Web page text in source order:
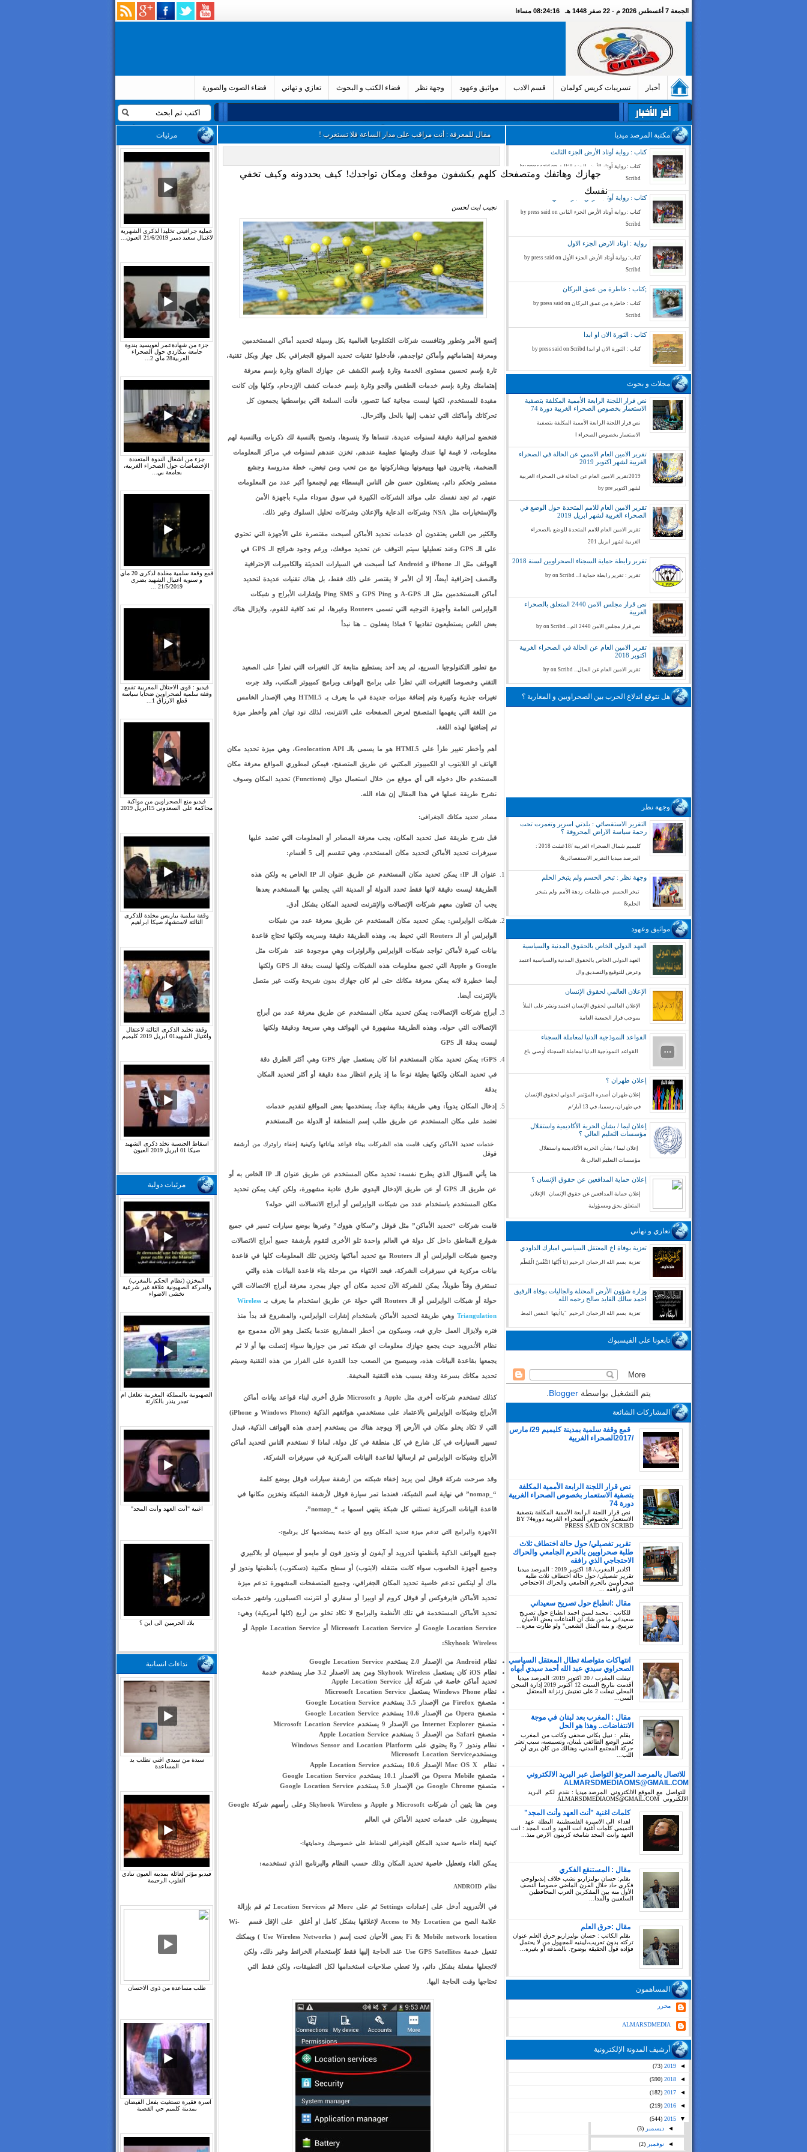
الجمعة 7 أغسطس 2026 م - 22 صفر 1448 هـ 08:24:17 مساءا
أخبار تسريبات كريس كولمان قسم الادب مواثيق وعهود وجهة نظر فضاء الكتب و البحوث تعازي و تهاني فضاء الصوت والصورة
مكتبة المرصد ميديا
كتاب : رواية أوتاد الأرض الجزء الثالث
كتاب : رواية أوتاد الأرض الجزء الثالث by press said on
Scribd
كتاب : رواية أوتاد الأرض الجزء الثاني
كتاب : رواية أوتاد الأرض الجزء الثاني by press said on
Scribd
رواية : اوتاد الارض الجزء الاول
كتاب: رواية أوتاد الأرض الجزء الأول by press said on
Scribd
;كتاب : خاطرة من عمق البركان
كتاب : خاطرة من عمق البركان by press said on
Scribd
كتاب : الثورة الان او ابدا
كتاب : الثورة الان او ابدا by press said on Scribd
مجلات و بحوث
نص قرار اللجنة الرابعة الأممية المكلفة بتصفية
الاستعمار بخصوص الصحراء الغربية دورة 74
نص قرار اللجنة الرابعة الأممية المكلفة بتصفية
الاستعمار بخصوص الصحراء ا
تقرير الامين العام الاممي عن الحالة في الصحراء
الغربية لشهر اكتوبر 2019
2019تقرير الامين العام عن الحالة في الصحراء الغربية
لشهر اكتوبر by pre
تقرير الامين العام للامم المتحدة حول الوضع في
الصحراء الغربية لشهر ابريل 2019
تقرير الامين العام للامم المتحدة للوضع بالصحراء
الغربية لشهر ابريل 201
تقرير رابطة حماية السجناء الصحراويين لسنة 2018
تقرير : تقرير رابطة حماية ا... by on Scribd
نص قرار مجلس الامن 2440 المتعلق بالصحراء
الغربية
نص قرار مجلس الامن 2440 الم... by on Scribd
تقرير الامين العام عن الحالة في الصحراء الغربية
اكتوبر 2018
تقرير الامين العام عن الحال... by on Scribd
هل تتوقع اندلاع الحرب بين الصحراويين و المغاربة ؟
وجهة نظر
التقرير الاستقصائي : بلدتي اسرير وتغمرت تحت
رحمة سياسة الاراض المحروقة ؟
كليميم شمال الصحراء الغربية /18غشت 2018 :
المرصد ميديا التقرير الاستقصائي&
وجهة نظر : تبخر الحسم ولم يتبخر الحلم
تبخر الحسم في ظلمات ردهة الأمم ولم يتبخر
الحلم&
مواثيق وعهود
العهد الدولي الخاص بالحقوق المدنية والسياسية
العهد الدولي الخاص بالحقوق المدنية والسياسية اعتمد
وعرض للتوقيع والتصديق وال
الإعلان العالمي لحقوق الإنسان
الإعلان العالمي لحقوق الإنسان اعتمد ونشر على الملأ
بموجب قرار الجمعية العامة
القواعد النموذجية الدنيا لمعاملة السجناء
القواعد النموذجية الدنيا لمعاملة السجناء أوصي باع
إعلان طهران ؟
إعلان طهران أصدره المؤتمر الدولي لحقوق الإنسان
في طهران، رسميا، في 13 آيار/م
إعلان ليما / بشأن الحرية الأكاديمية واستقلال
مؤسسات التعليم العالي ؟
إعلان ليما / بشأن الحرية الأكاديمية واستقلال
مؤسسات التعليم العالي &
إعلان حماية المدافعين عن حقوق الإنسان ؟
إعلان حماية المدافعين عن حقوق الإنسان الإعلان
المتعلق بحق ومسؤولية
تعازي و تهاني
تعزية بوفاة اخ المعتقل السياسي امبارك الداودي
تعزية بسم الله الرحمان الرحيم (يَا أَيَّتُهَا النَّفْسُ الْمُطْم
وزارة شؤون الأرض المحتلة والجاليات بوفاة الرفيق
احمد سالك القايد صالح رحمه الله
تعزية بسم الله الرحمان الرحيم "ياأيتها النفس المط
تابعونا على الفيسبوك
يتم التشغيل بواسطة Blogger
المشاركات الشائعة
قمع وقفة سلمية بمدينة كليميم 29/ مارس
/2017الصحراء الغربية
نص قرار اللجنة الرابعة الأممية المكلفة
بتصفية الاستعمار بخصوص الصحراء الغربية
دورة 74
نص قرار اللجنة الرابعة الأممية المكلفة بتصفية
الاستعمار بخصوص الصحراء الغربية دورة74 BY
PRESS SAID ON SCRIBD
تقرير تفصيلي/ حول حالة اختطاف ثلاث
طلبة صحراويين بالحرم الجامعي والحراك
الاحتجاجي الذي رافقه
اكادير المغرب/ 18 اكتوبر 2019 : المرصد ميديا
تقرير تفصيلي/ حول حالة اختطاف ثلاث طلبة
صحراويين بالحرم الجامعي والحراك الاحتجاجي
الذي رافقه ...
مقال :انطباع حول تصريح سعيداني
للكاتب : محمد لمين احمد انطباع حول تصريح
سعيداني ما من شك ان القناعات بعض الأحيان
تترسخ، و ينبه المثل الشعبي" ولو طارت معزة...
انتهاكات متواصلة تطال المعتقل السياسي
الصحراوي سيدي عبد الله أحمد سيدي أبهاه
تيفلت المغرب / 20 اكتوبر 2019: المرصد ميديا
أقدمت بتاريخ السبت 12 أكتوبر 2019 إدارة السجن
المحلي تيفلت 2 على تفتيش زنزانة المعتقل
السي...
مقال : المغرب بعد لبنان في موجة
الانتفاضات.. وهذا هو الحل
بقلم : نبيل بكاني صحفي وكاتب من المغرب
يُعتبر الوضع الطائفي بلبنان، وتسييسه، سبب تعثر
حركة المجتمع المدني، وهنالك من كان يرى أن
اللب...
للاتصال بالمرصد المرجؤ التواصل عبر البريد الالكتروني
ALMARSDMEDIAOMS@GMAIL.COM
للتواصل مع الموقع الالكتروني المرصد ميديا : نقدم لكم البريد
الالكتروني ALMARSDMEDIAOMS@GMAIL.COM
كلمات اغنية "أنت العهد وأنت المجد"
اهداء الى الاسيرة الفلسطينية البطلة عهد
التميمي كلمات أغنية انت العهد و انت المجد : انت
العهد وانت المجد شامخة كزيتون الارض منذ...
مقال : المستنقع الفكري
بقلم: حسان بوليزاريو نشب خلاف إيديولوجي
فكري حاد خلال القرن الماضي خصوصا النصف
الأول منه بين المفكرين العرب المحافظين
السلفيين والمدا...
مقال :حرق العلم
بقلم الكاتب : حسان بوليزاريو حرق العلم عنوان
تركته بدون تعريب،ليبنيه للمجهول من لا يحتمل
فؤاده قول الحقيقة بوضوح. بالصدفة أو بغيره...
المساهمون
محرر
ALMARSDMEDIA
أرشيف المدونة الإلكترونية
◄
2019
(73)
◄
2018
(590)
◄
2017
(182)
◄
2016
(219)
▼
2015
(544)
◄ ديسمبر (3)
◄ نوفمبر (2)
مرئيات
عملية جرافيتي تخليدا لذكرى الشهرية
لاغتيال سعيد دمبر 21/6/2019 العيون...
جزء من شهادةعمر لعويسيد بندوة
جامعة بيكاردي حول الصحراء
الغربية28 ماي 2...
جزء من اشغال الندوة المتعددة
الإختصاصات حول الصحراء الغربية،
بجامعة بي...
قمع وقفة سلمية مخلدة لذكرى 20 ماي
و سنوية اغتيال الشهيد بضري
21/5/2019 ...
فيديو : قوى الاحتلال المغربية تقمع
وقفة سلمية لصحراوين ضحايا سياسة
قطع الارزاق 1...
فيديو منع الصحراوين من مواكبة
محاكمة علي السعدوني 15ابريل 2019
وقفة سلمية بباريس مخلدة للذكرى
الثالثة لاستشهاد صيكا ابراهيم
وقفة تخليد الذكرى الثالثة لاعتقال
واغتيال الشهيد01 ابريل 2019 كليميم
اسقاط الجنسية تخلد ذكرى الشهيد
صيكا 01 ابريل 2019 العيون
مرئيات دولية
المخزن (نظام الحكم بالمغرب)
والحركة الصهيونية علاقة غير شرعية
تخشى الاضواء
الصهيونية بالمملكة المغربية تغلغل ام
تجدر ينذر بالكارثة
اغنية "أنت العهد وأنت المجد"
بلاد الحرمين الى اين ؟
نداءات انسانية
سيدة من سيدي افني تطلب يد
المساعدة
فيديو مؤثر لعائلة بمدينة العيون تنادي
القلوب الرحيمة
طلب مساعدة من ذوي الاحسان
اسرة فقيرة تستغيث بفعل الفيضان ‫
بمدينة كلميم حي القصبة
مقال للمعرفة : أنت مراقب على مدار الساعة فلا تستغرب !
جهازك وهاتفك ومتصفحك كلهم يكشفون موقعك ومكان تواجدك! كيف يحددونه وكيف تخفي
نفسك
نجيب ايت لحسن
إتسع الأمر وتطور وتنافست شركات التكنلوجيا العالمية بكل وسيلة لتحديد أماكن المستخدمين
ومعرفة إهتماماتهم وأماكن تواجدهم، فأدخلوا تقنيات تحديد الموقع الجغرافي بكل جهاز وبكل تقنية،
تارة بإسم تحسين مستوى الخدمة وتارة بإسم الكشف عن جهازك الضائع وتارة بإسم معرفة
إهتمامتك وتارة بإسم خدمات الطقس والجو وتارة بإسم خدمات كشف الإزدحام، وكلها وإن كانت
مفيدة للمستخدم، لكنها ليست مجانية كما تتصور، فأنت السلعة التي بواسطتها يجمعون كل
تحركاتك وأماكنك التي تذهب إليها بالحل والترحال.
فتخضع لمراقبة دقيقة لسنوات عديدة، تنساها ولا ينسوها، وتصبح بالنسبة لك ذكريات وبالنسبة لهم
معلومات، لا قيمة لها عندك وقيمتها عظيمة عندهم، تخزن عندهم لسنوات في مراكز المعلومات
الضخمة، يتاجرون فيها ويبيعونها ويشاركونها مع من تحب ومن تبغض، خطة مدروسة وجشع
مستمر وتحكم دائم، يستغلون حسن ظن الناس البسطاء بهم ليجمعوا أكبر عدد من المعلومات
عنهم، ثم تجد نفسك على موائد الشركات الكبيرة في سوق سوداء مليء بأجهزة الأمن
والإستخبارات مثل NSA وشركات الدعاية والإعلان وشركات تحليل السلوك وغير ذلك.
والكثير من الناس يعتقدون أن خدمات تحديد الأماكن أصبحت مقتصرة على الأجهزة التي تحتوي
على الـ GPS وعند تعطيلها سيتم التوقف عن تحديد موقعك، ورغم وجود شرائح الـ GPS في
الهواتف مثل الـ iPhone و Android كما أصبحت في السيارات الحديثة والكاميرات الإحترافية
والنصف إحترافية أيضاً، إلا أن الأمر لا يقتصر على ذلك فقط، بل هناك تقنيات عديدة لتحديد
أماكن المستخدمين مثل الـ A-GPS و GPS Ping و Ping SMS وإشارات الأبراج و شبكات
الوايرلس العامة وأجهزة التوجيه التي تسمى Routers وغيرها، لم تعد كافية للقوم، ولايزال هناك
بعض الناس يستطيعون تفاديها ؟ فماذا يفعلون .. هنا نبدأ
مع تطور التكنولوجيا السريع، لم يعد أحد يستطيع متابعة كل التغيرات التي تطرأ على الصعيد
التقني وخصوصا التغيرات التي تطرأ على برامج الهواتف وبرامج كمبيوتر المكتب، وقد جرت
تغيرات جذرية وكبيرة وتم إضافة ميزات جديدة في ما يعرف بـ HTML5 وهي الإصدار الخامس
من اللغة التي يفهمها المتصفح لعرض الصفحات على الانترنت، لذلك نود تبيان أهم وأخطر ميزة
تم إضافتها لهذه اللغة.
أهم وأخطر تغيير طرأ على HTML5 هو ما يسمى بالـ Geolocation API، وهي ميزة تحديد مكان
الهاتف او اللابتوب او الكمبيوتر المكتبي عن طريق المتصفح، فيمكن لمطوري المواقع معرفة مكان
المستخدم حال دخوله الى أي موقع من خلال استعمال دوال (Functions) تحديد المكان وسوف
نشرح طريقة عملها في هذا المقال إن شاء الله.
مصادر تحديد مكانك الجغرافي:
قبل شرح طريقة عمل تحديد المكان، يجب معرفة المصادر أو المعلومات التي تعتمد عليها
سيرفرات تحديد الأماكن لتحديد مكان المستخدم، وهي تنقسم إلى 5 أقسام:
عنوان الـ IP: يمكن تحديد مكان المستخدم عن طريق عنوان الـ IP الخاص به ولكن هذه
الطريقة ليست دقيقة لانها فقط تحدد الدولة أو المدينة التي يجلس بها المستخدم بعدها
يجب أن تتعاون معهم شركات الإتصالات والإنترنت لتحديد المكان بشكل أدق.
شبكات الوايرلس: يمكن تحديد مكان المستخدم عن طريق معرفة عدد من شبكات
الوايرلس أو الـ Routers التي تحيط به، وهذه الطريقة دقيقة وسريعه ولكنها تحتاج قاعدة
بيانات كبيرة لأماكن تواجد شبكات الوايرلس والراوترات وهي موجودة عند شركات مثل
Google و Apple التي تجمع معلومات هذه الشبكات ولكنها ليست بدقة الـ GPS ولكنها
أيضا خطيرة لانه يمكن معرفة مكانك حتى لم كان جهازك بدون شريحة وكنت غير متصل
بالإنترنت أيضا.
أبراج شركات الإتصالات: يمكن تحديد مكان المستخدم عن طريق معرفة عدد من أبراج
الإتصالات التي حوله، وهذه الطريقة مشهورة في الهواتف وهي سريعة ودقيقة ولكنها
ليست بدقة الـ GPS
GPS: يمكن تحديد مكان المستخدم اذا كان يستعمل جهاز GPS وهي أكثر الطرق دقة
في تحديد المكان ولكنها بطيئة نوعاَ ما إذ يلزم انتظار مدة دقيقة أو أكثر لتحديد المكان
بدقة
إدخال المكان يدوياَ: وهي طريقة بدائية جداَ، يستخدمها بعض المواقع لتقديم خدمات
تعتمد على مكان المستخدم عن طريق طلب إسم المنطقة أو الدولة من المستخدم
خدمات تحديد الأماكن وكيف قامت هذه الشركات ببناء قواعد بياناتها وكيفية إخفاء راوترك من أرشفة
قوقل
هنا يأتي السؤال الذي يطرح نفسه: تحديد مكان المستخدم عن طريق عنوان الـ IP الخاص به أو
عن طريق الـ GPS أو عن طريق الإدخال اليدوي طرق عادية مشهورة، ولكن كيف يمكن تحديد
مكان المستخدم باستخدام عدد من شبكات الوايرلس أو أبراج الاتصالات التي حوله؟
قامت شركات “تحديد الأماكن” مثل قوقل و”سكاي هووك” وغيرها بوضع سيارات تسير في جميع
شوارع المناطق داخل كل دولة في العالم واحدة تلو الأخرى لتقوم بأرشفة جميع أبراج الاتصالات
وجميع شبكات الوايرلس أو الـ Routers مع تحديد أماكنها وتخزين تلك المعلومات كلها في قاعدة
بيانات مركزية في سيرفرات الشركة، فبعد الانتهاء من مرحلة بناء قاعدة البيانات هذه والتي
تستغرق وقتاً طويلاً، يمكن للشركة الآن تحديد مكان أي جهاز بمجرد معرفة أبراج الاتصالات التي
حولة أو شبكات الوايرلس أو الـ Routers التي حولة عن طريق استخدام ما يعرف بـ Wireless
Triangulation وهي طريقة لتحديد الأماكن باستخدام إشارات الوايرلس، والمشروع قد بدأ منذ
فتره ولايزال العمل جاري فيه، وسيكون من أخطر المشاريع عندما يكتمل وهو الآن مدموج مع
نظام الأندرويد حيث يجمع جهازك معلومات اي شبكة تمر من جوارها سواء إتصلت بها أو لا ثم
يجمعها بقاعدة البيانات هذه، وسيصبح من الصعب جدا القدرة على الفرار من هذه التقنية وسيتم
تحديد مكانك بسرعة ودقة بسبب هذه التقنية المخيفة.
كذلك تستخدم شركات أخرى مثل Apple و Microsoft طرق أخرى لبناء قواعد بيانات أماكن
الأبراج وشبكات الوايرلس بالاعتماد على مستخدمي هواتفهم الذكية (Windows Phone و iPhone)
التي لا تكاد يخلو مكان في الأرض إلا ويوجد هناك من يستخدم إحدى هذه الهواتف الذكية، فبدل
تسيير السيارات في كل شارع في كل منطقة في كل دولة، لماذا لا نستخدم الناس لتحديد أماكن
الأبراج وشبكات الوايرلس ثم ارسالها لقاعدة البيانات المركزية في سيرفرات الشركة.
وقد صرحت شركة قوقل لمن يريد إخفاء شبكته من أرشفة سيارات قوقل بوضع كلمة
“_nomap” في نهاية اسم الشبكة، فعندما تمر سيارة قوقل لأرشفة الشبكة وتخزين مكانها في
قاعدة البيانات المركزية تستثني كل شبكة ينتهي اسمها بـ “_nomap”.
الأجهزة والبرامج التي تدعم ميزة تحديد المكان ومع أي خدمة يستخدمها كل برنامج:-
جميع الهواتف الذكية بأنظمتها أندرويد أو آيفون أو وندوز فون أو مايمو أو سيمبيان أو بلاكبيري
وجميع أجهزة الحاسوب سواء كانت متنقله (لابتوب) أو سطح مكتبية (دسكتوب) بأنظمتها وندوز أو
ماك أو لينكس تدعم خاصية تحديد المكان الجغرافي، وجميع المتصفحات المشهورة تدعم ميزة
تحديد الأماكن فايرفوكس أو قوقل كروم أو اوبيرا أو سفاري أو انترنت اكسبلورر، واشهر خدمات
تحديد الأماكن المستخدمة في تلك الأنظمة والبرامج لا تكاد تخلو من أربع (كلها أمريكية) وهي:
Google Location Service أو Microsoft Location Service أو Apple Location Service أو
Skyhook Wireless:
نظام Android من الإصدار 2.0 يستخدم Google Location Service
نظام iOS كان يستعمل Skyhook Wireless ومن بعد الاصدار 3.2 صار يستخدم خدمة
تحديد أماكن خاصة في شركة أبل Apple Location Service
نظام Windows Phone يستعمل Microsoft Location Service
متصفح Firefox من الإصدار 3.5 يستخدم Google Location Service
متصفح Opera من الإصدار 10.6 يستخدم Google Location Service
متصفح Internet Explorer من الإصدار 9 يستخدم Microsoft Location Service
متصفح Safari من الإصدار 5 يستخدم Apple Location Service
نظام وندوز 7 و8 يحتوي على Windows Sensor and Location Platform
ويستخدمMicrosoft Location Service
نظام Mac OS X الإصدار 10.6 يستخدم Apple Location Service
متصفح Opera Mobile من الاصدار 10.1 يستخدم Google Location Service
متصفح Google Chrome من الإصدار 5.0 يستخدم Google Location Service
ومن هنا يتبين أن شركات Microsoft و Apple و Skyhook Wireless وعلى رأسهم شركة Google
يسيطرون على خدمات تحديد الأماكن في العالم
كيفية إلغاء خاصية تحديد المكان الجغرافي للحفاظ على خصوصيتك وحمايتها:-
يمكن الغاء وتعطيل خاصية تحديد المكان وذلك حسب النظام والبرنامج الذي تستخدمه:
نظام ANDROID
في الأندرويد أدخل على إعدادات Settings ثم على More ثم Location Services ثم قم بإزالة
علامة الصح من Access to My Location لإغلاقها بشكل كامل او أغلق على الإقل قسم Wi-
Fi & Mobile network location بعض الأحيان تحت إسم ( Use Wireless Networks ) ويمكنك
تفعيل خدمة Use GPS Satellites عند الحاجة إليها فقط كإستخدام الخرائط وغير ذلك، ولكن
لاتجعلها مفعلة بشكل دائم، ولا تعطي صلاحيات استخدامها لكل التطبيقات، ولكن فقط التي
تحتاجها وقت الحاجة اليها.